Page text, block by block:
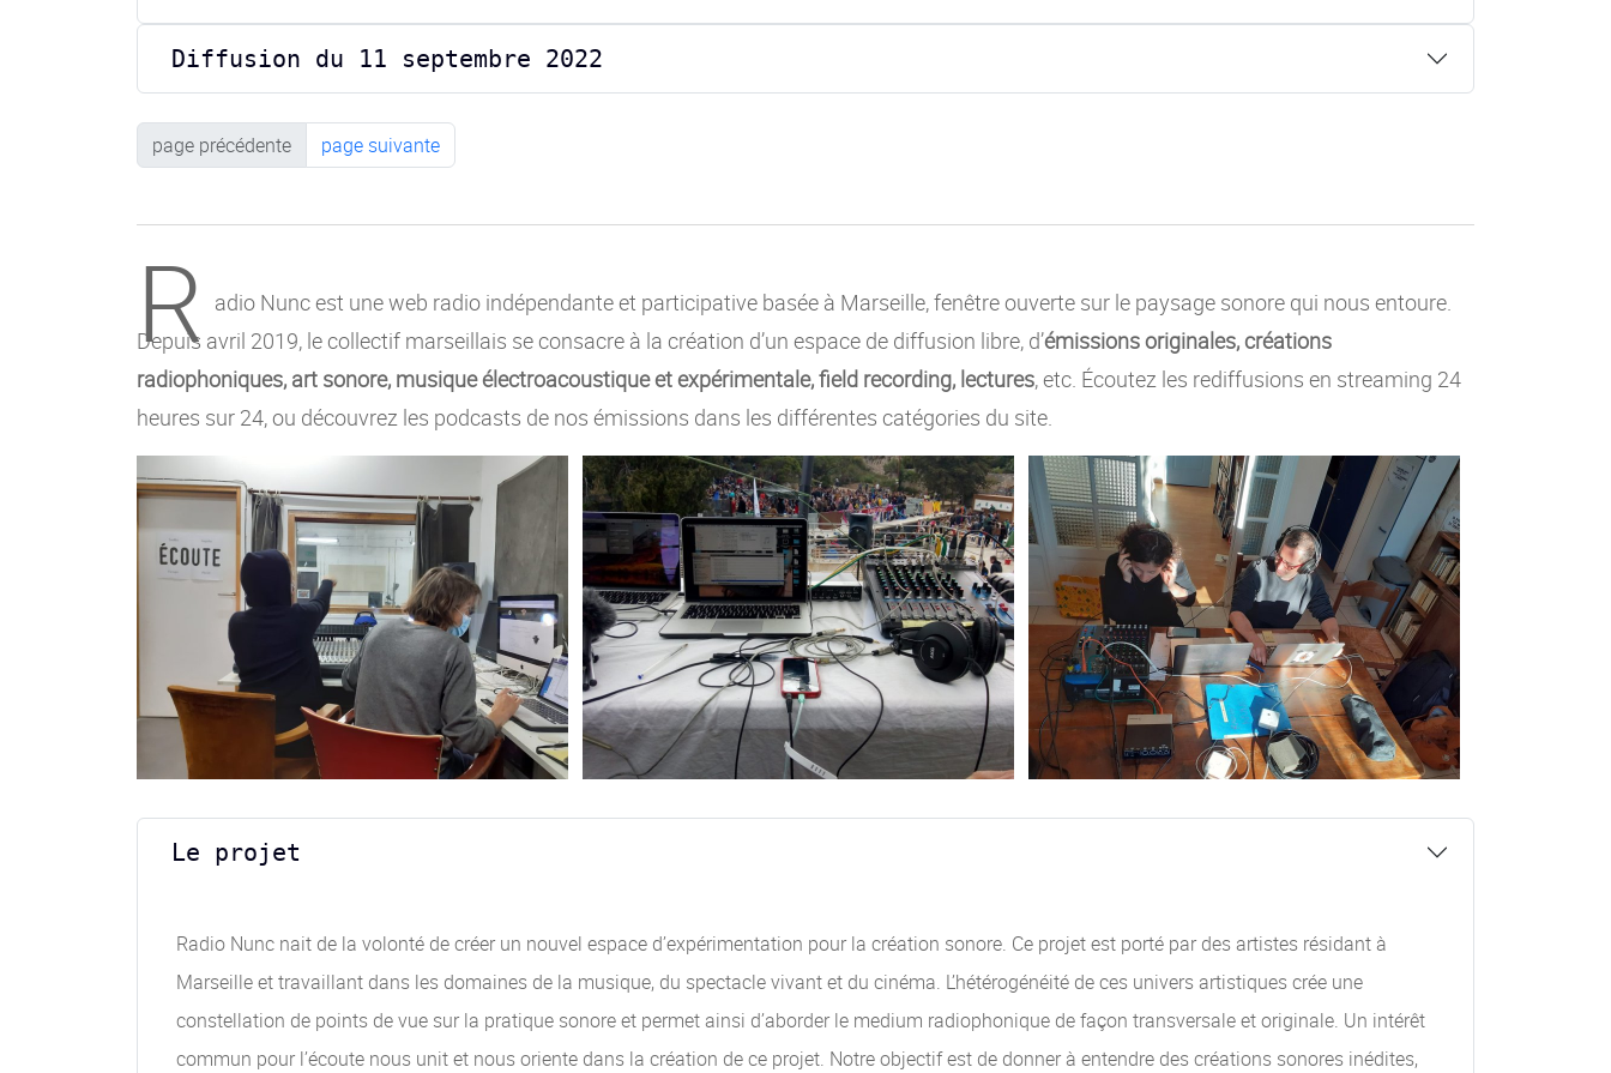
Diffusion du 11 septembre 2022
page précédente page suivante
R adio Nunc est une web radio indépendante et participative basée à Marseille, fenêtre ouverte sur le paysage sonore qui nous entoure.
Depuis avril 2019, le collectif marseillais se consacre à la création d’un espace de diffusion libre, d’émissions originales, créations
radiophoniques, art sonore, musique électroacoustique et expérimentale, field recording, lectures, etc. Écoutez les rediffusions en streaming 24
heures sur 24, ou découvrez les podcasts de nos émissions dans les différentes catégories du site.
Le projet
Radio Nunc nait de la volonté de créer un nouvel espace d’expérimentation pour la création sonore. Ce projet est porté par des artistes résidant à
Marseille et travaillant dans les domaines de la musique, du spectacle vivant et du cinéma. L’hétérogénéité de ces univers artistiques crée une
constellation de points de vue sur la pratique sonore et permet ainsi d’aborder le medium radiophonique de façon transversale et originale. Un intérêt
commun pour l’écoute nous unit et nous oriente dans la création de ce projet. Notre objectif est de donner à entendre des créations sonores inédites,